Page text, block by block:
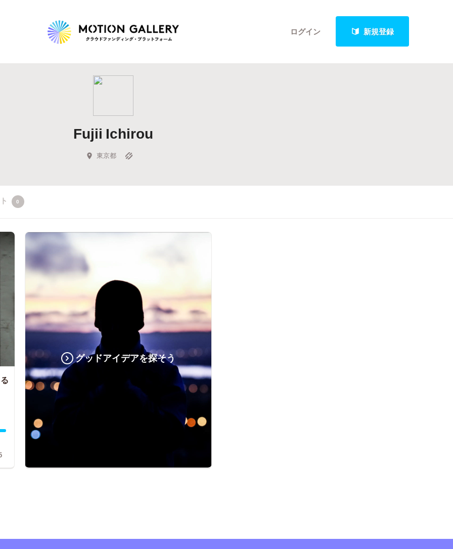
ログイン 新規登録
Highlight
Feature
キュレーターから探す
Fujii Ichirou
東京都
0
グッドアイデアを探そう